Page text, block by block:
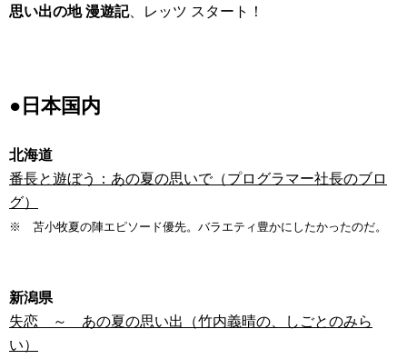
思い出の地 漫遊記、レッツ スタート！
●日本国内
北海道
番長と遊ぼう：あの夏の思いで（プログラマー社長のブロ
グ）
※ 苫小牧夏の陣エピソード優先。バラエティ豊かにしたかったのだ。
新潟県
失恋 ～ あの夏の思い出（竹内義晴の、しごとのみら
い）